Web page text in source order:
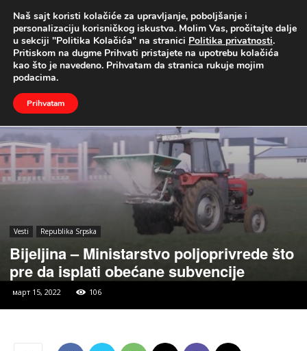
UŽIVO
Naslovna Vesti Republika Srpska
Vesti Republika Srpska
Bijeljina – Ministarstvo poljoprivrede što
pre da isplati obećane subvencije
март 15, 2022 106
Naš sajt koristi kolačiće za upravljanje, poboljšanje i
personalizaciju korisničkog iskustva. Molim Vas, pročitajte dalje
u sekciji "Politika Kolačića" na stranici Politika privatnosti.
Pritiskom na dugme Prihvati pristajete na upotrebu kolačića
kao što je navedeno. Prihvatam da stranica rukuje mojim
podacima.
Prihvatam